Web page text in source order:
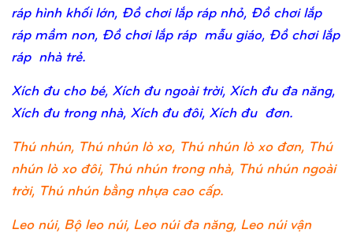
ráp hình khối lớn, Đồ chơi lắp ráp nhỏ, Đồ chơi lắp
ráp mầm non, Đồ chơi lắp ráp mẫu giáo, Đồ chơi lắp
ráp nhà trẻ.
Xích đu cho bé, Xích đu ngoài trời, Xích đu đa năng,
Xích đu trong nhà, Xích đu đôi, Xích đu đơn.
Thú nhún, Thú nhún lò xo, Thú nhún lò xo đơn, Thú
nhún lò xo đôi, Thú nhún trong nhà, Thú nhún ngoài
trời, Thú nhún bằng nhựa cao cấp.
Leo núi, Bộ leo núi, Leo núi đa năng, Leo núi vận